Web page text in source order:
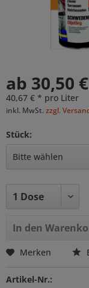
ab 30,50
40,67 € * pro Liter
inkl. MwSt. zzgl.
Stück:
In den
Merken
Artikel-Nr.: